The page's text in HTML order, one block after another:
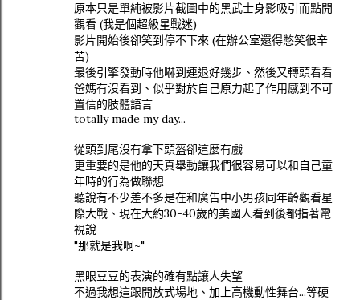
原本只是單純被影片截圖中的黑武士身影吸引而點開
觀看 (我是個超級星戰迷)
影片開始後卻笑到停不下來 (在辦公室還得憋笑很辛
苦)
最後引擎發動時他嚇到連退好幾步、然後又轉頭看看
爸媽有沒看到、似乎對於自己原力起了作用感到不可
置信的肢體語言
totally made my day...
從頭到尾沒有拿下頭盔卻這麼有戲
更重要的是他的天真舉動讓我們很容易可以和自己童
年時的行為做聯想
聽說有不少差不多是在和廣告中小男孩同年齡觀看星
際大戰、現在大約30-40歲的美國人看到後都指著電
視說
"那就是我啊~"
黑眼豆豆的表演的確有點讓人失望
不過我想這跟開放式場地、加上高機動性舞台...等硬